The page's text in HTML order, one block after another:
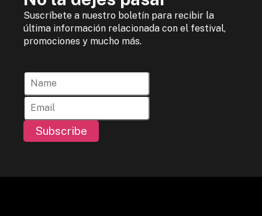
Suscríbete a nuestro boletín para recibir la
última información relacionada con el festival,
promociones y mucho más.
Subscribe